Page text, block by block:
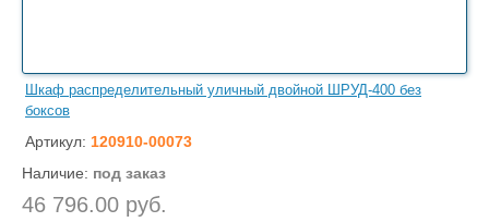
Шкаф распределительный уличный двойной ШРУД-400 без
боксов
Артикул: 120910-00073
Наличие: под заказ
46 796.00 руб.